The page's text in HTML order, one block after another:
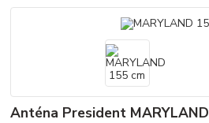
Anténa President MARYLAND